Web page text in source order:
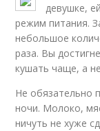
девушке,
режим питания.
небольшое
раза. Вы
кушать чаще, а
Не обязательно
ночи. Молоко,
ничуть не хуже